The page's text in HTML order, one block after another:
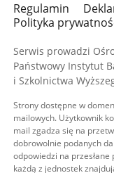
Regulamin
Polityka
Serwis prowadzi
Państwowy Instytut
i Szkolnictwa
Strony dostępne w
mailowych. Użytkownik
mail zgadza się na
dobrowolnie podanych
odpowiedzi na
każdą z jednostek